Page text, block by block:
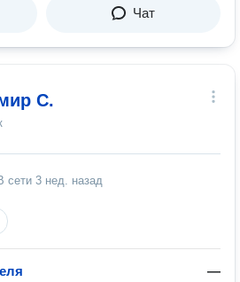
Чат
С.
сети 3 нед. назад
—